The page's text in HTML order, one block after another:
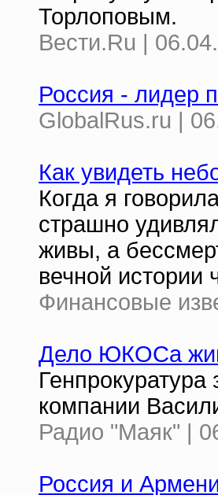
Торлоповым.
Вести.Ru |
Россия - лидер
GlobalRus.ru |
Как увидеть
Когда я
страшно
живы, а
вечной истории
Финансовые
Дело ЮКОСа
компании
Радио "Маяк" |
Россия и